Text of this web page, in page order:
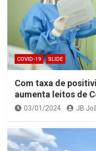
COVID-19 SLIDE
Com taxa de
aumenta leitos de
03/01/2024 JB